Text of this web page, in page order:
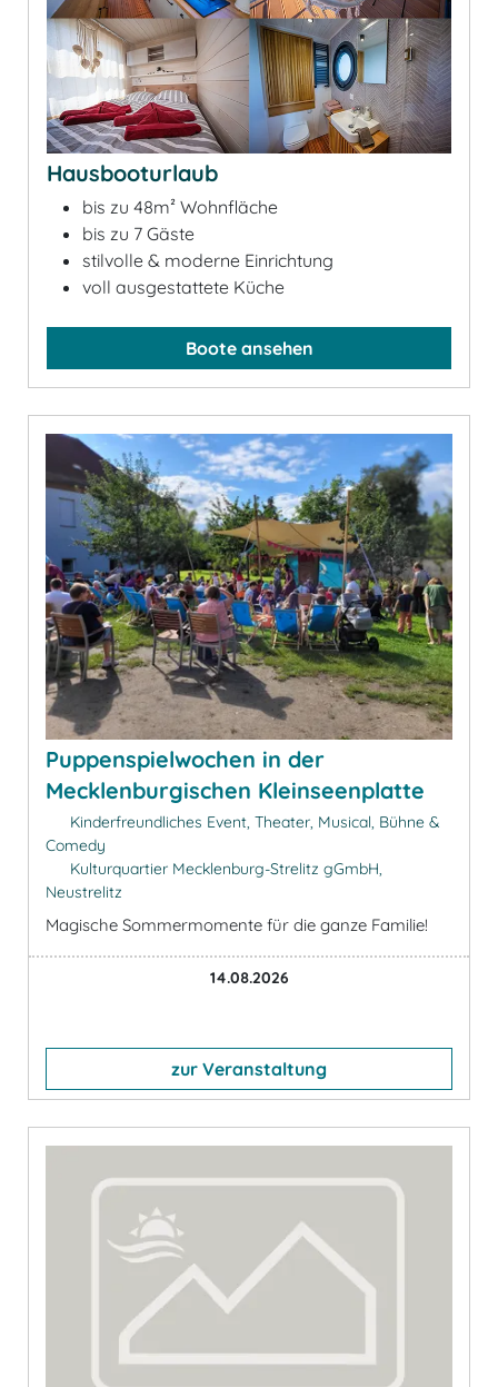
Hausbooturlaub
bis zu 48m² Wohnfläche
bis zu 7 Gäste
stilvolle & moderne Einrichtung
voll ausgestattete Küche
Boote ansehen
Puppenspielwochen in der
Mecklenburgischen Kleinseenplatte
Kinderfreundliches Event, Theater, Musical, Bühne &
Comedy
Kulturquartier Mecklenburg-Strelitz gGmbH,
Neustrelitz
Magische Sommermomente für die ganze Familie!
14.08.2026
zur Veranstaltung